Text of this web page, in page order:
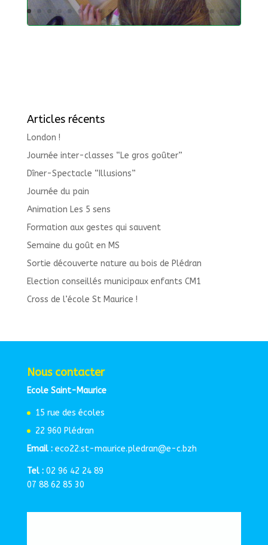
Articles récents
London !
Journée inter-classes “Le gros goûter”
Dîner-Spectacle “Illusions”
Journée du pain
Animation Les 5 sens
Formation aux gestes qui sauvent
Semaine du goût en MS
Sortie découverte nature au bois de Plédran
Election conseillés municipaux enfants CM1
Cross de l’école St Maurice !
Nous contacter
Ecole Saint-Maurice
15 rue des écoles
22 960 Plédran
Email :eco22.st-maurice.pledran@e-c.bzh
Tel :02 96 42 24 89
07 88 62 85 30